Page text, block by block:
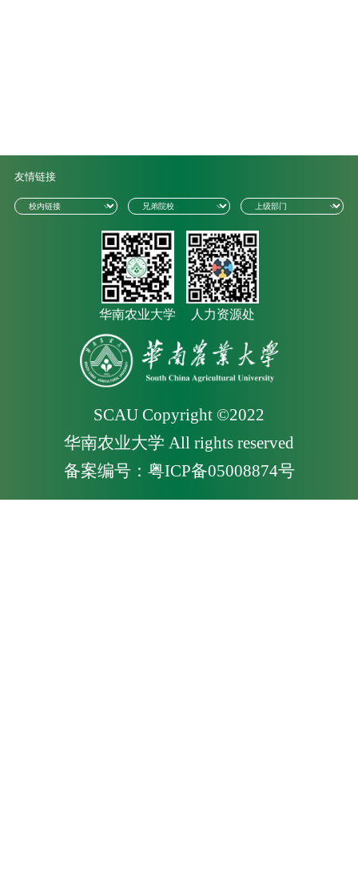
友情链接
华南农业大学 人力资源处
SCAU Copyright ©2022
华南农业大学 All rights reserved
备案编号：粤ICP备05008874号